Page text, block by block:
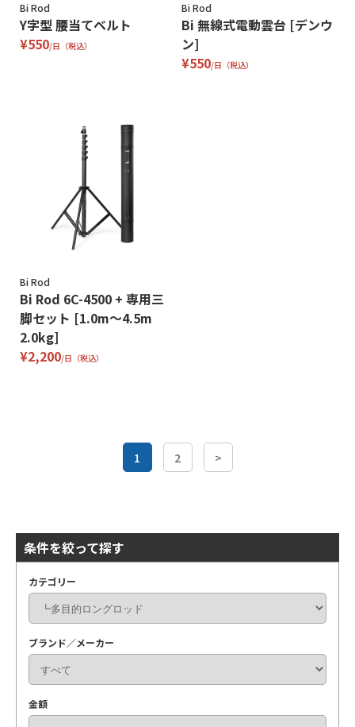
Bi Rod
Y字型 腰当てベルト
¥550/日（税込）
Bi Rod
Bi 無線式電動雲台 [デンウ
ン]
¥550/日（税込）
Bi Rod
Bi Rod 6C-4500 + 専用三
脚セット [1.0m〜4.5m
2.0kg]
¥2,200/日（税込）
1 2 >
条件を絞って探す
カテゴリー
ブランド／メーカー
金額